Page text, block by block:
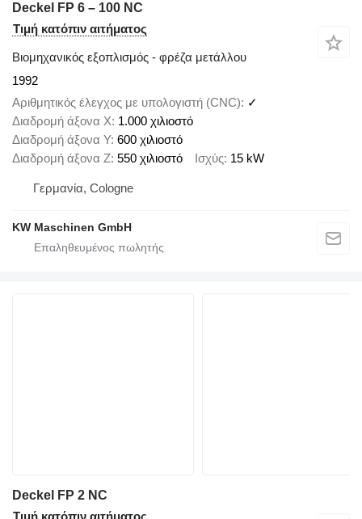
Deckel FP 6 – 100 NC
Τιμή κατόπιν αιτήματος
Βιομηχανικός εξοπλισμός - φρέζα μετάλλου
1992
Αριθμητικός έλεγχος με υπολογιστή (CNC)
✓
Διαδρομή άξονα X 1.000 χιλιοστό
Διαδρομή άξονα Y 600 χιλιοστό
Διαδρομή άξονα Z 550 χιλιοστό Ισχύς 15 kW
Γερμανία, Cologne
KW Maschinen GmbH
Deckel FP 2 NC